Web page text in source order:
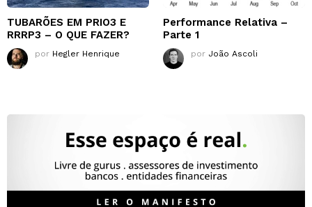
TUBARÕES EM PRIO3 E
RRRP3 – O QUE FAZER?
por Hegler Henrique
Performance Relativa –
Parte 1
por João Ascoli